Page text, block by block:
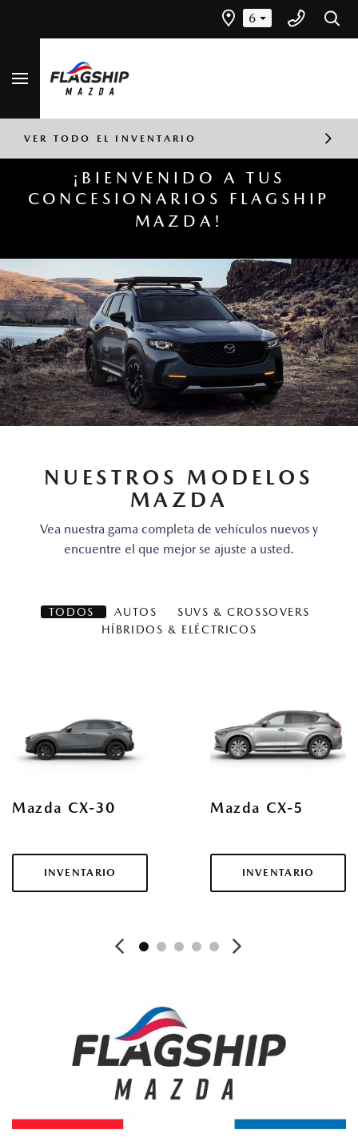
6
¡BIENVENIDO A TUS
CONCESIONARIOS FLAGSHIP
MAZDA!
NUESTROS MODELOS
MAZDA
Vea nuestra gama completa de vehículos nuevos y
encuentre el que mejor se ajuste a usted.
TODOS AUTOS
SUVS & CROSSOVERS
HÍBRIDOS & ELÉCTRICOS
CX-30
INVENTARIO
CX-5
INVENTARIO